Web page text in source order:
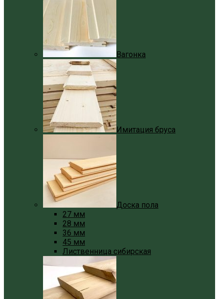
Вагонка
Имитация бруса
Доска пола
27 мм
28 мм
36 мм
45 мм
Лиственница сибирская